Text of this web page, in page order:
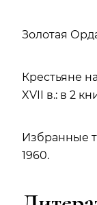
Золотая
Крестьяне
XVII в.: в 2
Избранные
1960.